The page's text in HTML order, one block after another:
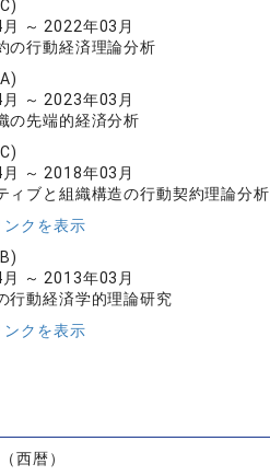
～ 2022年03月
の行動経済理論分析
～ 2023年03月
の先端的経済分析
～ 2018年03月
ィブと組織構造の行動契約理論分析
ンクを表示
～ 2013年03月
行動経済学的理論研究
ンクを表示
西暦）